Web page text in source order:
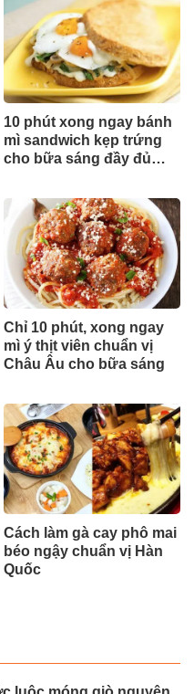
10 phút xong ngay bánh
mì sandwich kẹp trứng
cho bữa sáng đầy đủ
Chỉ 10 phút, xong ngay
mì ý thịt viên chuẩn vị
Châu Âu cho bữa sáng
Cách làm gà cay phô mai
béo ngậy chuẩn vị Hàn
Quốc